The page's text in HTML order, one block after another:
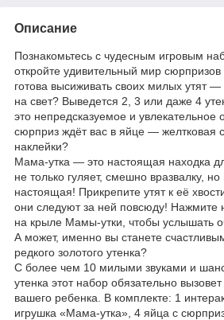
Описание
Познакомьтесь с чудесным игровым
откройте удивительный мир
готова высиживать своих милых утят —
на свет? Выведется 2, 3 или даже 4
это непредсказуемое и увлекательное
сюрприз ждёт вас в яйце — желтковая
наклейки?
Мама-утка — это настоящая находка
не только гуляет, смешно вразвалку, но
настоящая! Прикрепите утят к её
они следуют за ней повсюду! Нажмите
на крыле Мамы-утки, чтобы услышать
А может, именно вы станете
редкого золотого утенка?
С более чем 10 милыми звуками и
утенка этот набор обязательно
вашего ребенка. В комплекте: 1
игрушка «Мама-утка», 4 яйца с